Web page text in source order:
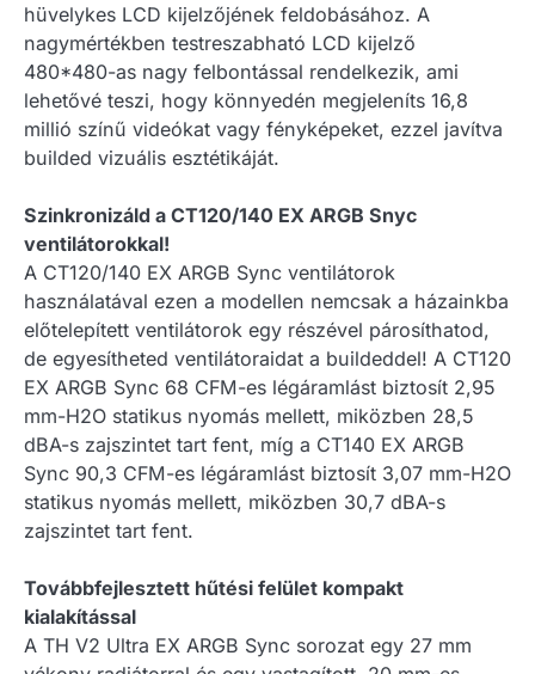
hüvelykes LCD kijelzőjének feldobásához. A
nagymértékben testreszabható LCD kijelző
480*480-as nagy felbontással rendelkezik, ami
lehetővé teszi, hogy könnyedén megjeleníts 16,8
millió színű videókat vagy fényképeket, ezzel javítva
builded vizuális esztétikáját.
Szinkronizáld a CT120/140 EX ARGB Snyc
ventilátorokkal!
A CT120/140 EX ARGB Sync ventilátorok
használatával ezen a modellen nemcsak a házainkba
előtelepített ventilátorok egy részével párosíthatod,
de egyesítheted ventilátoraidat a buildeddel! A CT120
EX ARGB Sync 68 CFM-es légáramlást biztosít 2,95
mm-H2O statikus nyomás mellett, miközben 28,5
dBA-s zajszintet tart fent, míg a CT140 EX ARGB
Sync 90,3 CFM-es légáramlást biztosít 3,07 mm-H2O
statikus nyomás mellett, miközben 30,7 dBA-s
zajszintet tart fent.
Továbbfejlesztett hűtési felület kompakt
kialakítással
A TH V2 Ultra EX ARGB Sync sorozat egy 27 mm